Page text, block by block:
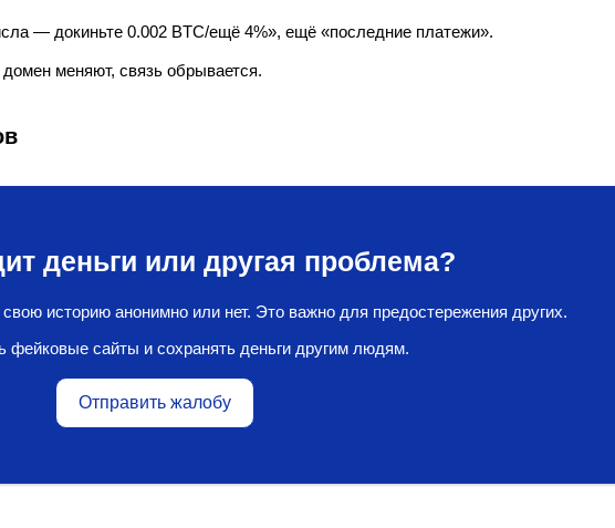
— докиньте 0.002 BTC/ещё 4%», ещё «последние платежи».
домен меняют, связь обрывается.
деньги или другая проблема?
историю анонимно или нет. Это важно для предостережения других.
фейковые сайты и сохранять деньги другим людям.
Отправить жалобу